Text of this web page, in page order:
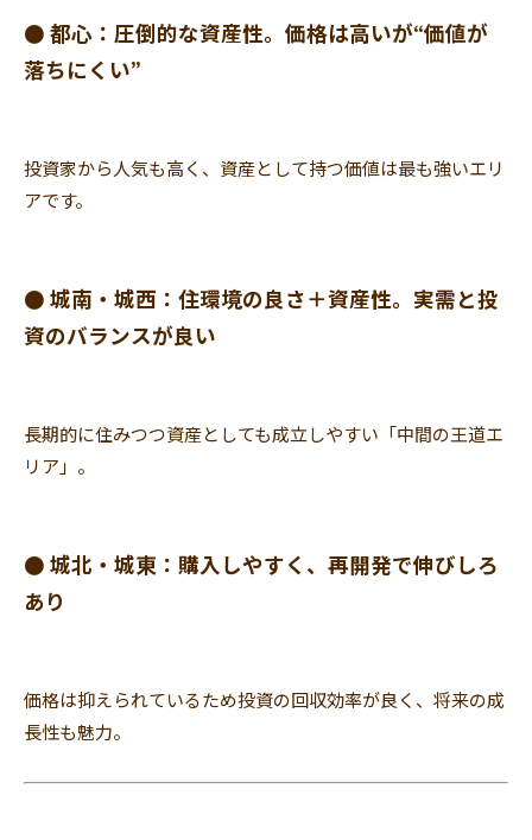
● 都心：圧倒的な資産性。価格は高いが“価値が
落ちにくい”
投資家から人気も高く、 資産として持つ価値は最も強いエリ
アです。
● 城南・城西：住環境の良さ＋資産性。実需と投
資のバランスが良い
長期的に住みつつ資産としても成立しやすい「中間の王道エ
リア」 。
● 城北・城東：購入しやすく、再開発で伸びしろ
あり
価格は抑えられているため投資の回収効率が良く、 将来の成
長性も魅力。